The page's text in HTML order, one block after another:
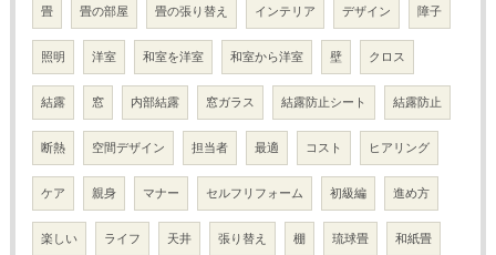
畳 畳の部屋 畳の張り替え インテリア デザイン 障子
照明 洋室 和室を洋室 和室から洋室 壁 クロス
結露 窓 内部結露 窓ガラス 結露防止シート 結露防止
断熱 空間デザイン 担当者 最適 コスト ヒアリング
ケア 親身 マナー セルフリフォーム 初級編 進め方
楽しい ライフ 天井 張り替え 棚 琉球畳 和紙畳